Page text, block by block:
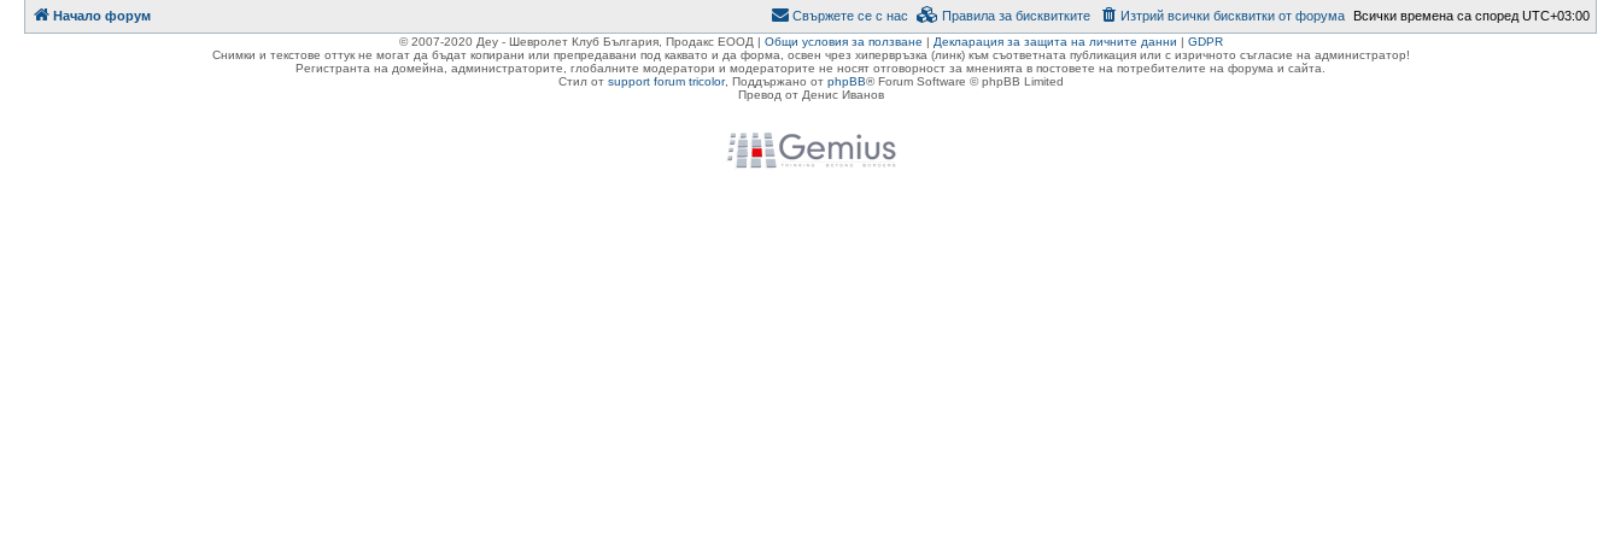
Начало форум Всички времена са според UTC+03:00
Изтрий всички бисквитки от форума
Правила за бисквитките
Свържете се с нас
© 2007-2020 Деу - Шевролет Клуб България, Продакс ЕООД | Общи условия за ползване | Декларация за защита на личните данни | GDPR
Снимки и текстове оттук не могат да бъдат копирани или препредавани под каквато и да форма, освен чрез хипервръзка (линк) към съответната публикация или с изричното съгласие на администратор!
Регистранта на домейна, администраторите, глобалните модератори и модераторите не носят отговорност за мненията в постовете на потребителите на форума и сайта.
Стил от support forum tricolor, Поддържано от phpBB® Forum Software © phpBB Limited
Превод от Денис Иванов